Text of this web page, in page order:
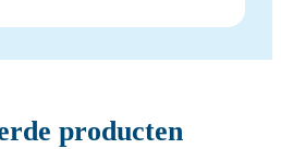
producten